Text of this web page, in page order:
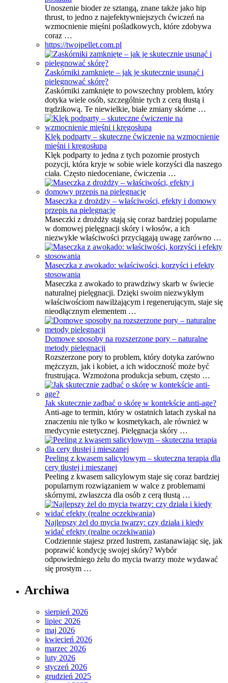
Unoszenie bioder ze sztangą, znane także jako hip
thrust, to jedno z najefektywniejszych ćwiczeń na
wzmocnienie mięśni pośladkowych, które zdobywa
coraz …
https://twojpellet.com.pl
Zaskórniki zamknięte – jak je skutecznie usunąć i
pielęgnować skórę?
Zaskórniki zamknięte to powszechny problem, który
dotyka wiele osób, szczególnie tych z cerą tłustą i
trądzikową. Te niewielkie, białe zmiany skórne …
Klęk podparty – skuteczne ćwiczenie na wzmocnienie
mięśni i kręgosłupa
Klęk podparty to jedna z tych pozornie prostych
pozycji, która kryje w sobie wiele korzyści dla naszego
ciała. Często niedoceniane, ćwiczenia …
Maseczka z drożdży – właściwości, efekty i domowy
przepis na pielęgnację
Maseczki z drożdży stają się coraz bardziej popularne
w domowej pielęgnacji skóry i włosów, a ich
niezwykłe właściwości przyciągają uwagę zarówno …
Maseczka z awokado: właściwości, korzyści i efekty
stosowania
Maseczka z awokado to prawdziwy skarb w świecie
naturalnej pielęgnacji. Dzięki swoim niezwykłym
właściwościom nawilżającym i regenerującym, staje się
nieodłącznym elementem …
Domowe sposoby na rozszerzone pory – naturalne
metody pielęgnacji
Rozszerzone pory to problem, który dotyka zarówno
mężczyzn, jak i kobiet, a ich widoczność może być
frustrująca. Wzmożona produkcja sebum, często …
Jak skutecznie zadbać o skórę w kontekście anti-age?
Anti-age to termin, który w ostatnich latach zyskał na
znaczeniu nie tylko w kosmetykach, ale również w
medycynie estetycznej. Pielęgnacja skóry …
Peeling z kwasem salicylowym – skuteczna terapia dla
cery tłustej i mieszanej
Peeling z kwasem salicylowym staje się coraz bardziej
popularnym rozwiązaniem w walce z problemami
skórnymi, zwłaszcza dla osób z cerą tłustą …
Najlepszy żel do mycia twarzy: czy działa i kiedy
widać efekty (realne oczekiwania)
Codziennie stajesz przed lustrem, zastanawiając się, jak
poprawić kondycję swojej skóry? Wybór
odpowiedniego żelu do mycia twarzy może wydawać
się prostym …
Archiwa
sierpień 2026
lipiec 2026
maj 2026
kwiecień 2026
marzec 2026
luty 2026
styczeń 2026
grudzień 2025